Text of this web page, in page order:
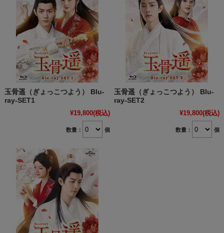
玉骨遥（ぎょっこつよう） Blu-
ray-SET1
¥19,800(税込)
数量： 個
玉骨遥（ぎょっこつよう） Blu-
ray-SET2
¥19,800(税込)
数量： 個